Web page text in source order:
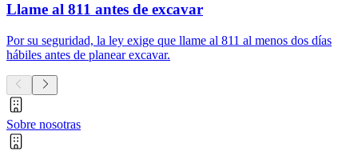
Llame al 811 antes de excavar
Por su seguridad, la ley exige que llame al 811 al menos dos días
hábiles antes de planear excavar.
Sobre nosotras